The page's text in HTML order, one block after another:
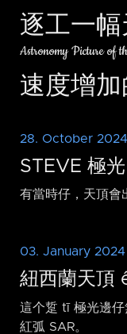
逐工一幅
Astronomy Picture of
速度增
28. October 2024
STEVE 極
有當時仔，天頂會
03. January 2024
紐西蘭天頂
這个踅 tī 極光邊
紅弧 SAR。